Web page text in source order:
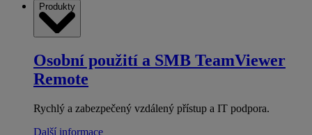
Produkty
Osobní použití a SMB TeamViewer
Remote
Rychlý a zabezpečený vzdálený přístup a IT podpora.
Další informace